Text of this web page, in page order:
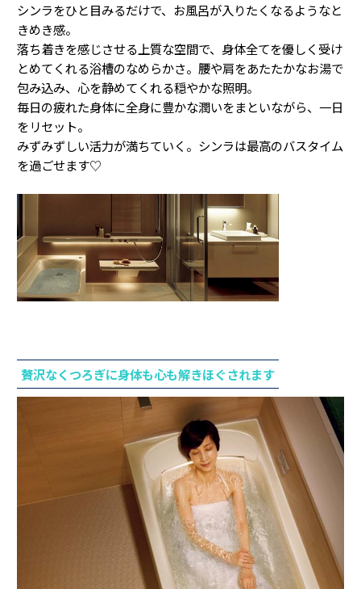
シンラをひと目みるだけで、お風呂が入りたくなるようなと
きめき感。
落ち着きを感じさせる上質な空間で、身体全てを優しく受け
とめてくれる浴槽のなめらかさ。腰や肩をあたたかなお湯で
包み込み、心を静めてくれる穏やかな照明。
毎日の疲れた身体に全身に豊かな潤いをまといながら、一日
をリセット。
みずみずしい活力が満ちていく。シンラは最高のバスタイム
を過ごせます♡
贅沢なくつろぎに身体も心も解きほぐされます